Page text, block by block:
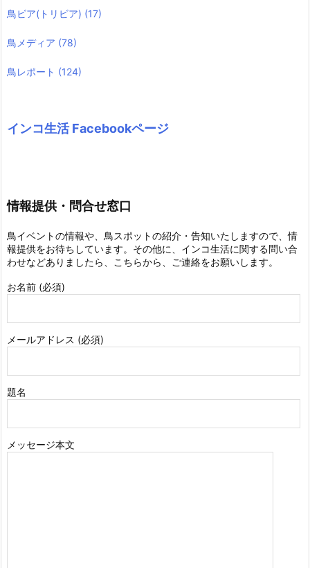
鳥ビア(トリビア) (17)
鳥メディア (78)
鳥レポート (124)
インコ生活 Facebookページ
情報提供・問合せ窓口
鳥イベントの情報や、鳥スポットの紹介・告知いたしますので、情
報提供をお待ちしています。その他に、インコ生活に関する問い合
わせなどありましたら、こちらから、ご連絡をお願いします。
お名前 (必須)
メールアドレス (必須)
題名
メッセージ本文